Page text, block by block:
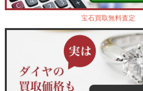
宝石買取無料査定